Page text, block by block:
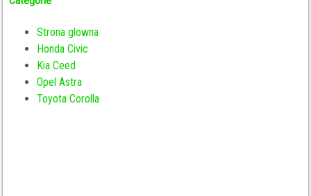
Strona glowna
Honda Civic
Kia Ceed
Opel Astra
Toyota Corolla